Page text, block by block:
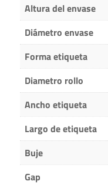
Altura del envase
Diámetro envase
Forma etiqueta
Diametro rollo
Ancho etiqueta
Largo de etiqueta
Buje
Gap